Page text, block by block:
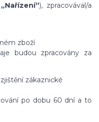
„Nařízení“), zpracovával/a
zboží
budou zpracovány za
zákaznické
po dobu 60 dní a to